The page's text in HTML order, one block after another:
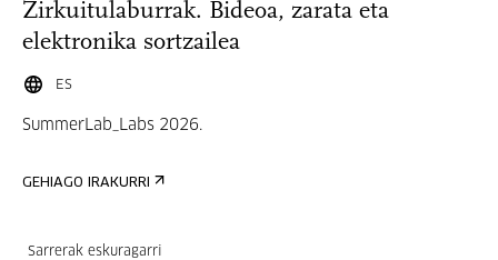
Zirkuitulaburrak. Bideoa, zarata eta
elektronika sortzailea
ES
SummerLab_Labs 2026.
GEHIAGO IRAKURRI
Sarrerak eskuragarri